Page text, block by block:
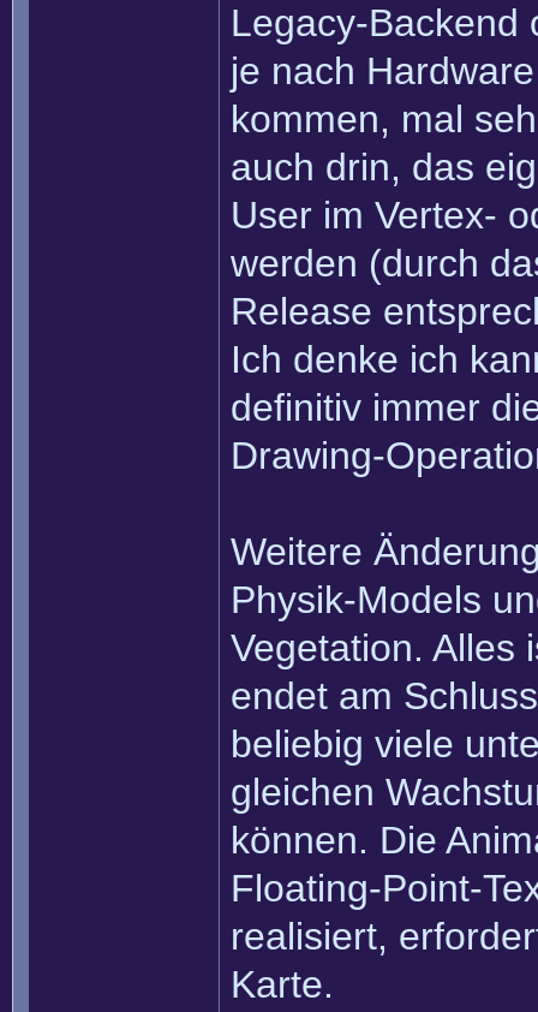
Legacy-Backend
je nach
kommen, mal
auch drin, das
User im Vertex-
werden (durch
Release
Ich denke ich
definitiv immer
Drawing-
Weitere
Physik-Models
Vegetation. Alles
endet am
beliebig viele
gleichen
können. Die
Floating-Point-
realisiert,
Karte.